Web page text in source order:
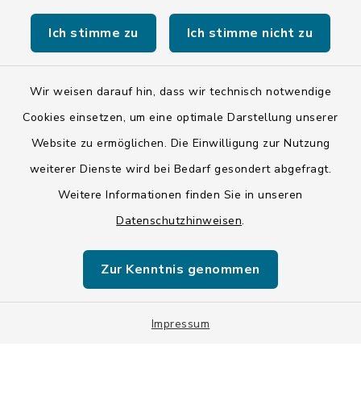
Ich stimme zu Ich stimme nicht zu
Wir weisen darauf hin, dass wir technisch notwendige
Cookies einsetzen, um eine optimale Darstellung unserer
Website zu ermöglichen. Die Einwilligung zur Nutzung
weiterer Dienste wird bei Bedarf gesondert abgefragt.
Weitere Informationen finden Sie in unseren
Datenschutzhinweisen.
Zur Kenntnis genommen
Impressum
Kontakt
Barrierefreiheit
Impressum
LSI-Siegel
Datenschutzgrundverordnung
Sitemap